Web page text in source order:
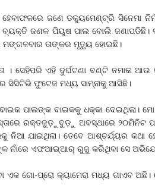
ଜଣେ ଡକ୍ୟୁମେଣ୍ଟ୍ରି ସିନେମା
ବ୍ୟକ୍ତି ଜଣକ ପିୟୁଷ ପାଲ ବୋଲି ଜଣାପଡିଛି।
ମଙ୍ଗଳବାର ତାଙ୍କର ମୃତ୍ୟୁ ହୋଇଛି।
। ସେହିପରି ଏହି ଦୁର୍ଘଟଣା ବଣ୍ଟି ନମାକ
ସିସିଟିଭି ଫୁଟେଜ ମଧ୍ୟ ସାମ୍ନାକୁ ଆସିଛି।
ପାଲଙ୍କ ବାଇକକୁ ଧକ୍କା ଦେଇଥିଲା।
ରକ୍ତଜୁଡ଼ୁବୁଡ଼ୁ ଅବସ୍ଥାରେ ୨୦ମିନିଟ
ନିଆ ଯାଇଥିଲା। ତେବେ ଆଶ୍ଚର୍ଯ୍ୟର
ନାଁରେ ଏଫଆଇ୍ଆର୍ ରୁଜୁ କରିଥିବା ସେ
ଏକ ଗୋ-ପ୍ରୋ କ୍ୟାମେରା ମଧ୍ୟ ଗାଏବ ଅଛି।